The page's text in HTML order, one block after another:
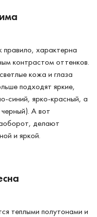
правило, характерна
контрастом оттенков.
кожа и глаза
подходят яркие,
синий, ярко-красный, а
А вот
делают
и яркой.
теплыми полутонами и